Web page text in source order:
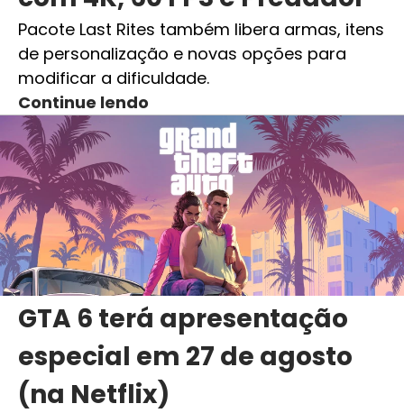
Pacote Last Rites também libera armas, itens
de personalização e novas opções para
modificar a dificuldade.
Continue lendo
GTA 6 terá apresentação
especial em 27 de agosto
(na Netflix)